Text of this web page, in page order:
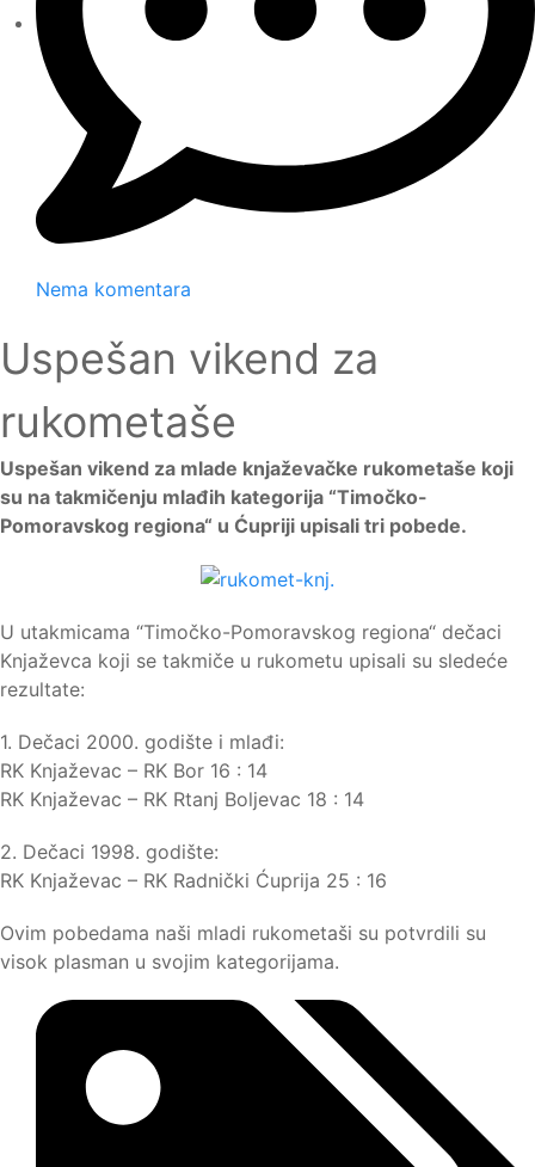
Nema komentara
Uspešan vikend za
rukometaše
Uspešan vikend za mlade knjaževačke rukometaše koji
su na takmičenju mlađih kategorija “Timočko-
Pomoravskog regiona“ u Ćupriji upisali tri pobede.
U utakmicama “Timočko-Pomoravskog regiona“ dečaci
Knjaževca koji se takmiče u rukometu upisali su sledeće
rezultate:
1. Dečaci 2000. godište i mlađi:
RK Knjaževac – RK Bor 16 : 14
RK Knjaževac – RK Rtanj Boljevac 18 : 14
2. Dečaci 1998. godište:
RK Knjaževac – RK Radnički Ćuprija 25 : 16
Ovim pobedama naši mladi rukometaši su potvrdili su
visok plasman u svojim kategorijama.